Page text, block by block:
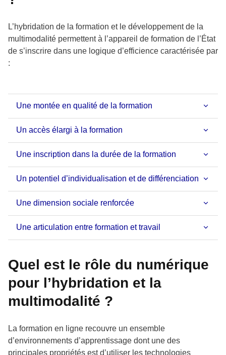
L’hybridation de la formation et le développement de la
multimodalité permettent à l’appareil de formation de l’État
de s’inscrire dans une logique d’efficience caractérisée par
:
Une montée en qualité de la formation
Un accès élargi à la formation
Une inscription dans la durée de la formation
Un potentiel d’individualisation et de différenciation
Une dimension sociale renforcée
Une articulation entre formation et travail
Quel est le rôle du numérique
pour l’hybridation et la
multimodalité ?
La formation en ligne recouvre un ensemble
d’environnements d’apprentissage dont une des
principales propriétés est d’utiliser les technologies